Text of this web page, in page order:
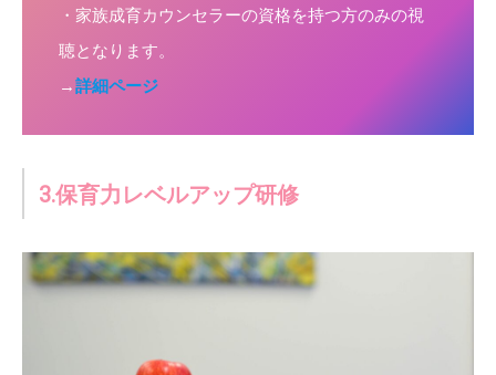
・家族成育カウンセラーの資格を持つ方のみの視
聴となります。
→詳細ページ
3.保育力レベルアップ研修